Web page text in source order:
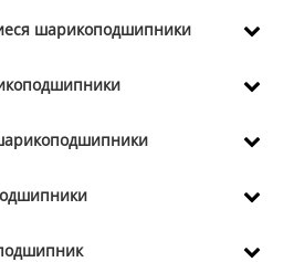
шарикоподшипники